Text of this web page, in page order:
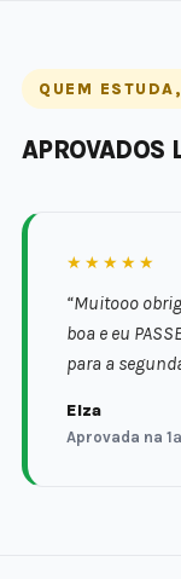
QUEM
APROVADOS
★★★★★
“Muitooo
boa e eu
para a
Elza
Aprovada na